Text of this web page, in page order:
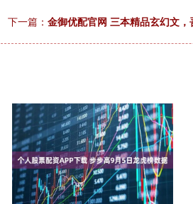
下一篇： 金御优配官网 三本精品玄幻文